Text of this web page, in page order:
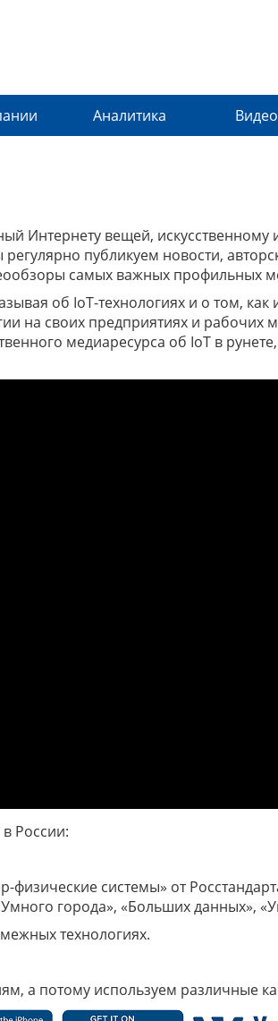
Аналитика Видео
Интернету вещей, искусственному
публикуем новости,
самых важных профильных
об IoT-технологиях и о том,
на своих предприятиях и рабочих
медиаресурса об IoT в
России:
системы» от
города», «Больших данных»,
технологиях.
а потому используем различные